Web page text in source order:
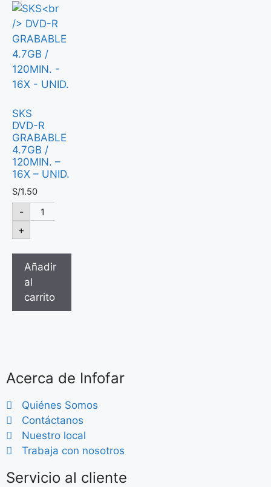
SKS
DVD-R
GRABABLE
4.7GB /
120MIN. –
16X – UNID.
S/1.50
-
+
Añadir
al
carrito
Acerca de Infofar
Quiénes Somos
Contáctanos
Nuestro local
Trabaja con nosotros
Servicio al cliente